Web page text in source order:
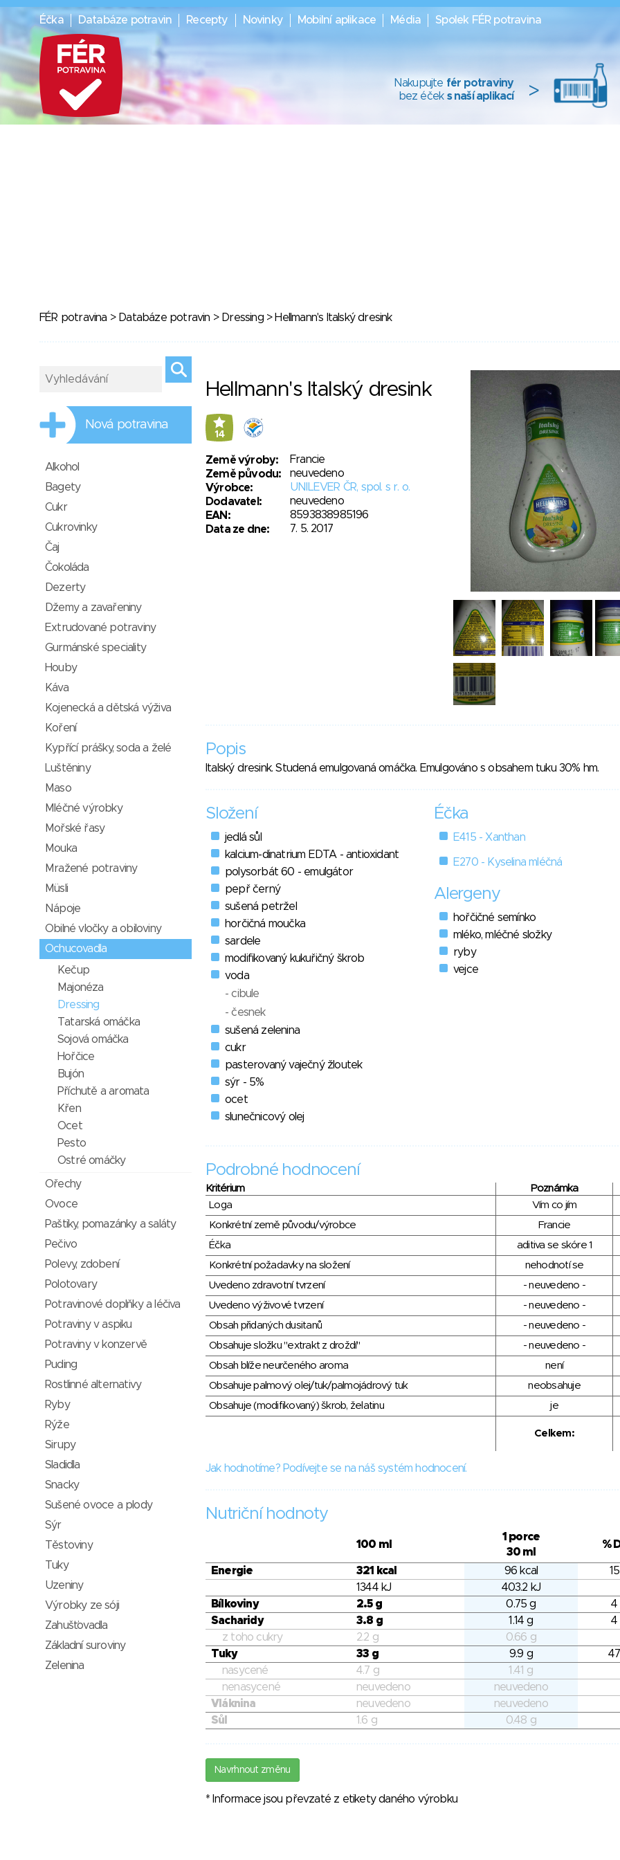
Éčka Databáze potravin Recepty Novinky Mobilní aplikace Média Spolek FÉR potravina
Nakupujte fér potraviny
bez éček s naší aplikací >
FÉR potravina > Databáze potravin > Dressing> Hellmann's Italský dresink
Hellmann's Italský dresink
14
Země výroby:
Francie
Země původu:
neuvedeno
Výrobce:
UNILEVER ČR, spol. s r. o.
Dodavatel:
neuvedeno
EAN:
8593838985196
Data ze dne:
7. 5. 2017
Popis
Italský dresink. Studená emulgovaná omáčka. Emulgováno s obsahem tuku 30% hm.
Složení
jedlá sůl
kalcium-dinatrium EDTA - antioxidant
polysorbát 60 - emulgátor
pepř černý
sušená petržel
horčičná moučka
sardele
modifikovaný kukuřičný škrob
voda
- cibule
- česnek
sušená zelenina
cukr
pasterovaný vaječný žloutek
sýr - 5%
ocet
slunečnicový olej
Éčka
E415 - Xanthan
E270 - Kyselina mléčná
Alergeny
hořčičné semínko
mléko, mléčné složky
ryby
vejce
Podrobné hodnocení
Kritérium Poznámka
Loga
Vím co jím
Konkrétní země původu/výrobce
Francie
Éčka
aditiva se skóre 1
Konkrétní požadavky na složení
nehodnotí se
Uvedeno zdravotní tvrzení
- neuvedeno -
Uvedeno výživové tvrzení
- neuvedeno -
Obsah přidaných dusitanů
- neuvedeno -
Obsahuje složku "extrakt z droždí"
- neuvedeno -
Obsah blíže neurčeného aroma
není
Obsahuje palmový olej/tuk/palmojádrový tuk
neobsahuje
Obsahuje (modifikovaný) škrob, želatinu
je
Celkem:
Jak hodnotíme? Podívejte se na náš systém hodnocení.
Nutriční hodnoty
100 ml
1 porce
30 ml
%
Energie 321 kcal 96 kcal
1344 kJ
403.2 kJ
Bílkoviny
2.5 g 0.75 g
4
Sacharidy
3.8 g 1.14 g
4
z toho cukry
2.2 g
0.66 g
Tuky
33 g 9.9 g
nasycené
4.7 g
1.41 g
nenasycené
neuvedeno
neuvedeno
Vláknina
neuvedeno
neuvedeno
Sůl
1.6 g 0.48 g
Navrhnout změnu
* Informace jsou převzaté z etikety daného výrobku
Nová potravina
Alkohol
Bagety
Cukr
Cukrovinky
Čaj
Čokoláda
Dezerty
Džemy a zavařeniny
Extrudované potraviny
Gurmánské speciality
Houby
Káva
Kojenecká a dětská výživa
Koření
Kypřící prášky, soda a želé
Luštěniny
Maso
Mléčné výrobky
Mořské řasy
Mouka
Mražené potraviny
Müsli
Nápoje
Obilné vločky a obiloviny
Ochucovadla
Kečup
Majonéza
Dressing
Tatarská omáčka
Sojová omáčka
Hořčice
Bujón
Příchutě a aromata
Křen
Ocet
Pesto
Ostré omáčky
Ořechy
Ovoce
Paštiky, pomazánky a saláty
Pečivo
Polevy, zdobení
Polotovary
Potravinové doplňky a léčiva
Potraviny v aspiku
Potraviny v konzervě
Puding
Rostlinné alternativy
Ryby
Rýže
Sirupy
Sladidla
Snacky
Sušené ovoce a plody
Sýr
Těstoviny
Tuky
Uzeniny
Výrobky ze sóji
Zahušťovadla
Základní suroviny
Zelenina